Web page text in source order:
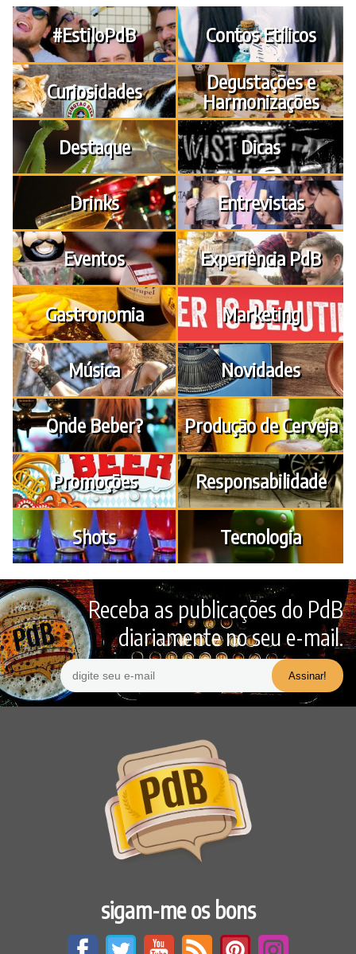
#EstiloPdB Contos Etílicos
Curiosidades
Degustações e
Harmonizações
Destaque
Dicas
Drinks Entrevistas
Eventos Experiência PdB
Gastronomia Marketing
Música Novidades
Onde Beber? Produção de Cerveja
Promoções Responsabilidade
Shots Tecnologia
Receba as publicações do PdB
diariamente no seu e-mail.
sigam-me os bons